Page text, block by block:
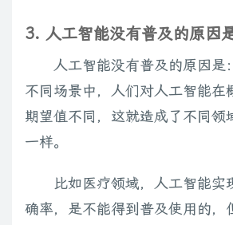
3. 人工智能没有普及的原因
人工智能没有普及的原因是
不同场景中，人们对人工智能在
期望值不同，这就造成了不同领
一样。
比如医疗领域，人工智能实
确率，是不能得到普及使用的，